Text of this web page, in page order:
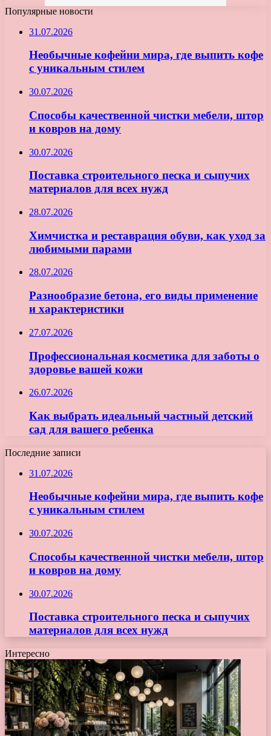
Популярные новости
31.07.2026
Необычные кофейни мира, где выпить кофе
с уникальным стилем
30.07.2026
Способы качественной чистки мебели, штор
и ковров на дому
30.07.2026
Поставка строительного песка и сыпучих
материалов для всех нужд
28.07.2026
Химчистка и реставрация обуви, как уход за
любимыми парами
28.07.2026
Разнообразие бетона, его виды применение
и характеристики
27.07.2026
Профессиональная косметика для заботы о
здоровье вашей кожи
26.07.2026
Как выбрать идеальный частный детский
сад для вашего ребенка
Последние записи
31.07.2026
Необычные кофейни мира, где выпить кофе
с уникальным стилем
30.07.2026
Способы качественной чистки мебели, штор
и ковров на дому
30.07.2026
Поставка строительного песка и сыпучих
материалов для всех нужд
Интересно